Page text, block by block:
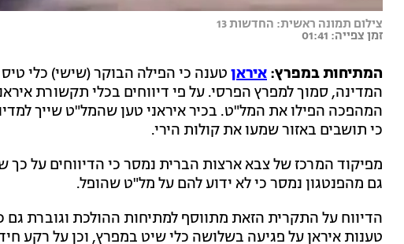
צילום תמונה ראשית: החדשות 13
זמן צפייה: 01:41
המתיחות במפרץ: איראן טענה כי הפילה הבוקר (שישי) כלי
המדינה, סמוך למפרץ הפרסי. על פי דיווחים בכלי תקשורת
המהפכה הפילו את המל"ט. בכיר איראני טען שהמל"ט שייך
כי תושבים באזור שמעו את קולות הירי.
מפיקוד המרכז של צבא ארצות הברית נמסר כי הדיווחים על כך
גם מהפנטגון נמסר כי לא ידוע להם על מל"ט שהופל.
הדיווח על התקרית הזאת מתווסף למתיחות ההולכת וגוברת
טענות איראן על פגיעה בשלושה כלי שיט במפרץ, וכן על רקע